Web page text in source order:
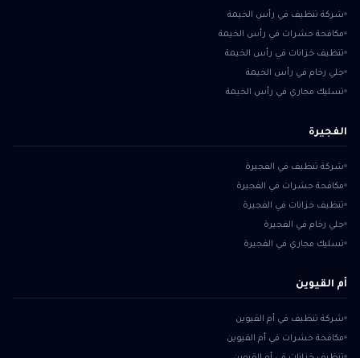
شركة تنظيف في رأس الخيمة
مكافحة حشرات في رأس الخيمة
تنظيف خزانات في رأس الخيمة
جلي رخام في رأس الخيمة
تسليك مجاري في رأس الخيمة
الفجيرة
شركة تنظيف في الفجيرة
مكافحة حشرات في الفجيرة
تنظيف خزانات في الفجيرة
جلي رخام في الفجيرة
تسليك مجاري في الفجيرة
أم القيوين
شركة تنظيف في أم القيوين
مكافحة حشرات في أم القيوين